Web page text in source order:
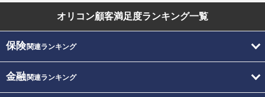
オリコン顧客満足度ランキング一覧
保険関連ランキング
金融関連ランキング